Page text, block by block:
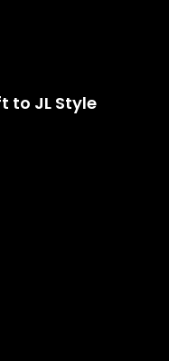
to JL Style